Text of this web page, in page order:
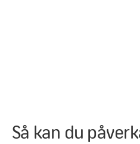
Så kan du